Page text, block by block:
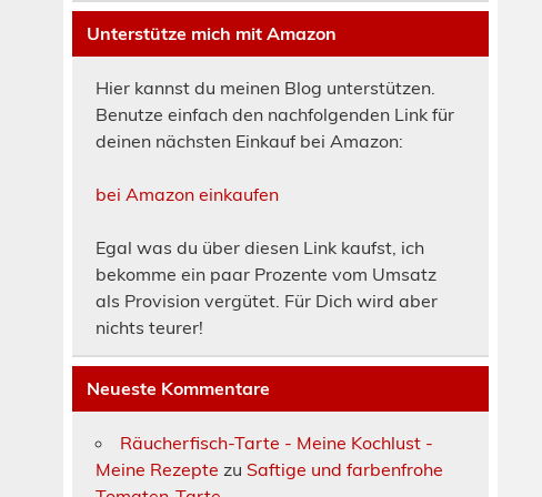
Unterstütze mich mit Amazon
Hier kannst du meinen Blog unterstützen.
Benutze einfach den nachfolgenden Link für
deinen nächsten Einkauf bei Amazon:
bei Amazon einkaufen
Egal was du über diesen Link kaufst, ich
bekomme ein paar Prozente vom Umsatz
als Provision vergütet. Für Dich wird aber
nichts teurer!
Neueste Kommentare
Räucherfisch-Tarte - Meine Kochlust -
Meine Rezepte zu Saftige und farbenfrohe